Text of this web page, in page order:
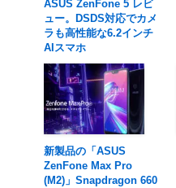
ASUS ZenFone 5 レビ
ュー。DSDS対応でカメ
ラも高性能な6.2インチ
AIスマホ
新製品の「ASUS
ZenFone Max Pro
(M2)」Snapdragon 660